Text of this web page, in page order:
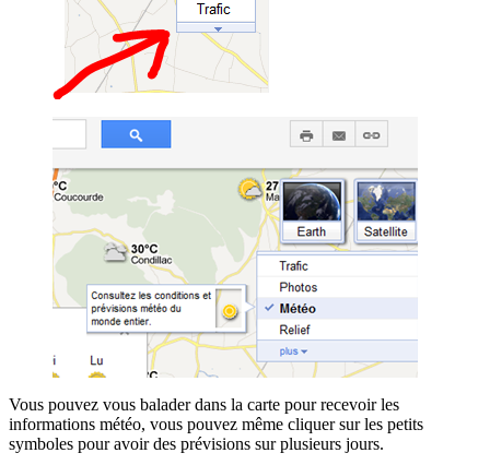
Vous pouvez vous balader dans la carte pour recevoir les
informations météo, vous pouvez même cliquer sur les petits
symboles pour avoir des prévisions sur plusieurs jours.